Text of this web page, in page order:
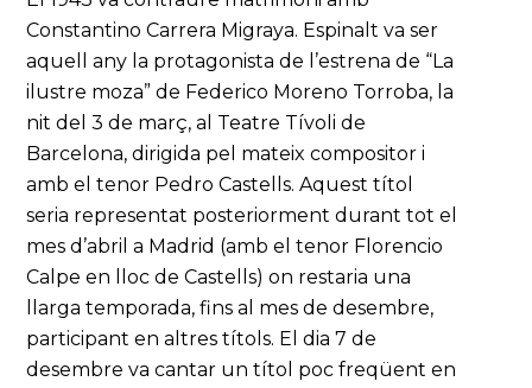
Constantino Carrera Migraya. Espinalt va ser
aquell any la protagonista de l’estrena de “La
ilustre moza” de Federico Moreno Torroba, la
nit del 3 de març, al Teatre Tívoli de
Barcelona, dirigida pel mateix compositor i
amb el tenor Pedro Castells. Aquest títol
seria representat posteriorment durant tot el
mes d’abril a Madrid (amb el tenor Florencio
Calpe en lloc de Castells) on restaria una
llarga temporada, fins al mes de desembre,
participant en altres títols. El dia 7 de
desembre va cantar un títol poc freqüent en